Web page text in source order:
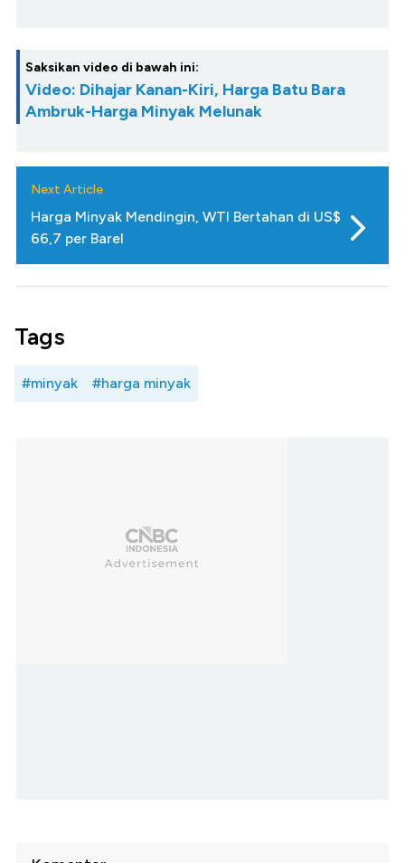
Saksikan video di bawah ini:
Video: Dihajar Kanan-Kiri, Harga Batu Bara
Ambruk-Harga Minyak Melunak
Next Article
Harga Minyak Mendingin, WTI Bertahan di US$
66,7 per Barel
Tags
#minyak #harga minyak